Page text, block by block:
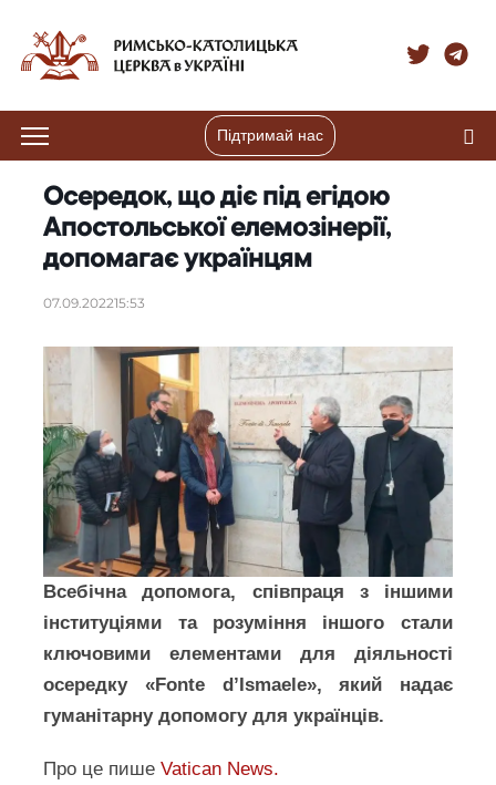
Підтримай нас
Осередок, що діє під егідою
Апостольської елемозінерії,
допомагає українцям
07.09.202215:53
Всебічна допомога, співпраця з іншими
інституціями та розуміння іншого стали
ключовими елементами для діяльності
осередку «Fonte d’Ismaele», який надає
гуманітарну допомогу для українців.
Про це пишеVatican News.